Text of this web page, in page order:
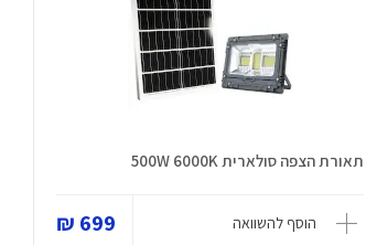
תאורת הצפה סולארית 500W 6000K
הוסף להשוואה 699 ₪